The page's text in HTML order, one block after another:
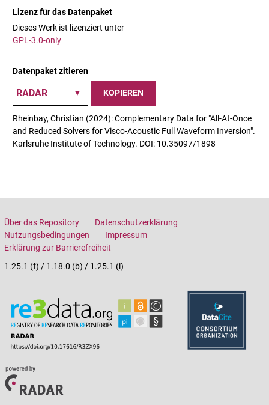
Lizenz für das Datenpaket
Dieses Werk ist lizenziert unter
GPL-3.0-only
Datenpaket zitieren
KOPIEREN
Rheinbay, Christian (2024): Complementary Data for "All-At-Once
and Reduced Solvers for Visco-Acoustic Full Waveform Inversion".
Karlsruhe Institute of Technology. DOI: 10.35097/1898
Über das Repository
Datenschutzerklärung
Nutzungsbedingungen
Impressum
Erklärung zur Barrierefreiheit
1.25.1 (f) / 1.18.0 (b) / 1.25.1 (i)